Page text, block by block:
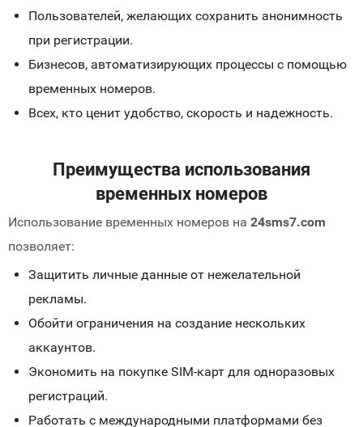
Пользователей, желающих сохранить анонимность
при регистрации.
Бизнесов, автоматизирующих процессы с помощью
временных номеров.
Всех, кто ценит удобство, скорость и надежность.
Преимущества использования
временных номеров
Использование временных номеров на 24sms7.com
позволяет:
Защитить личные данные от нежелательной
рекламы.
Обойти ограничения на создание нескольких
аккаунтов.
Экономить на покупке SIM-карт для одноразовых
регистраций.
Работать с международными платформами без